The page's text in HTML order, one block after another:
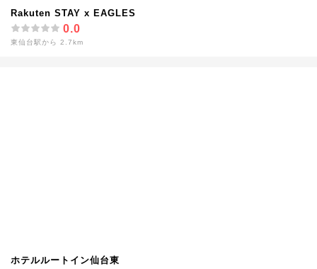
Rakuten STAY x EAGLES
0.0
東仙台駅から 2.7km
ホテルルートイン仙台東